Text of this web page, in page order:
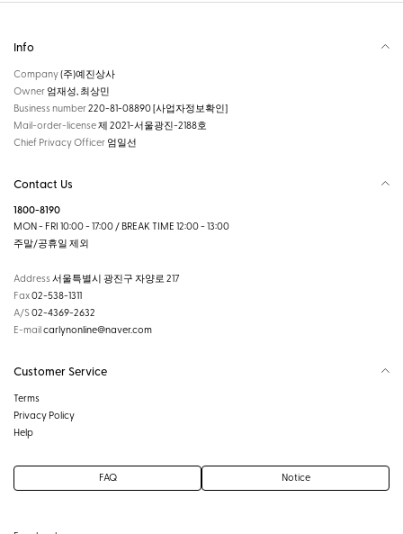
Info
Company(주)예진상사
Owner 엄재성, 최상민
Business number220-81-08890[사업자정보확인]
Mail-order-license제 2021-서울광진-2188호
Chief Privacy Officer 엄일선
Contact Us
1800-8190
MON - FRI 10:00 - 17:00 / BREAK TIME 12:00 - 13:00
주말/공휴일 제외
Address서울특별시 광진구 자양로 217
Fax02-538-1311
A/S02-4369-2632
E-mailcarlynonline@naver.com
Customer Service
Terms
Privacy Policy
Help
FAQ Notice